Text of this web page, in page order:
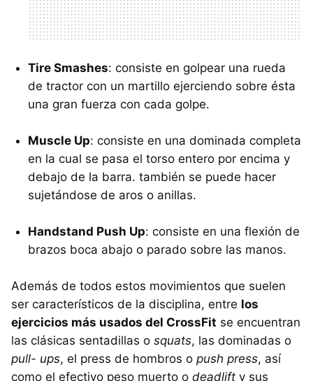
Tire Smashes: consiste en golpear una rueda
de tractor con un martillo ejerciendo sobre ésta
una gran fuerza con cada golpe.
Muscle Up: consiste en una dominada completa
en la cual se pasa el torso entero por encima y
debajo de la barra. también se puede hacer
sujetándose de aros o anillas.
Handstand Push Up: consiste en una flexión de
brazos boca abajo o parado sobre las manos.
Además de todos estos movimientos que suelen
ser característicos de la disciplina, entre los
ejercicios más usados del CrossFit se encuentran
las clásicas sentadillas o squats, las dominadas o
pull- ups, el press de hombros o push press, así
como el efectivo peso muerto o deadlift y sus